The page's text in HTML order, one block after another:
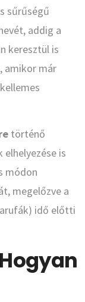
sűrűségű
addig a
keresztül is
amikor már
történő
is
módon
megelőzve a
idő előtti